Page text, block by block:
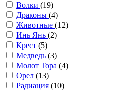
Волки (19)
Драконы (4)
Животные (12)
Инь Янь (2)
Крест (5)
Медведь (3)
Молот Тора (4)
Орел (13)
Радиация (10)